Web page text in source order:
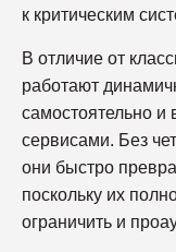
к критическим
В отличие от
работают
самостоятельно и
сервисами. Без
они быстро
поскольку их
ограничить и